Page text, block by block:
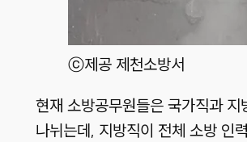
ⓒ제공 제천소방서
현재 소방공무원들은 국가직과 지
나뉘는데, 지방직이 전체 소방 인